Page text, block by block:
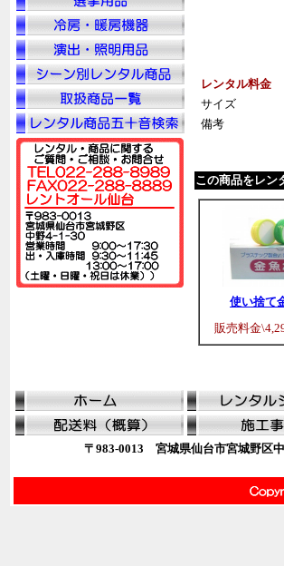
レンタル料金
サイズ
備考
この商品をレン
使い捨て
販売料金
〒983-0013 宮城県仙台市宮城野区